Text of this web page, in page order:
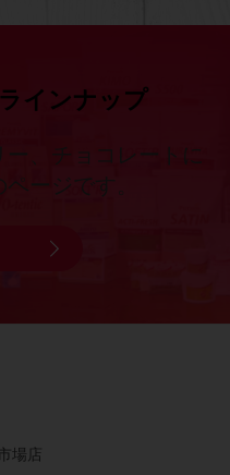
インナップ
、チョコレートに
ージです。
場店